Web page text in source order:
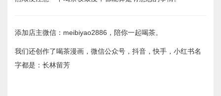
添加店主微信：meibiyao2886，陪你一起喝茶。
我们还创作了喝茶漫画，微信公众号，抖音，快手，小红书名
字都是：长林留芳